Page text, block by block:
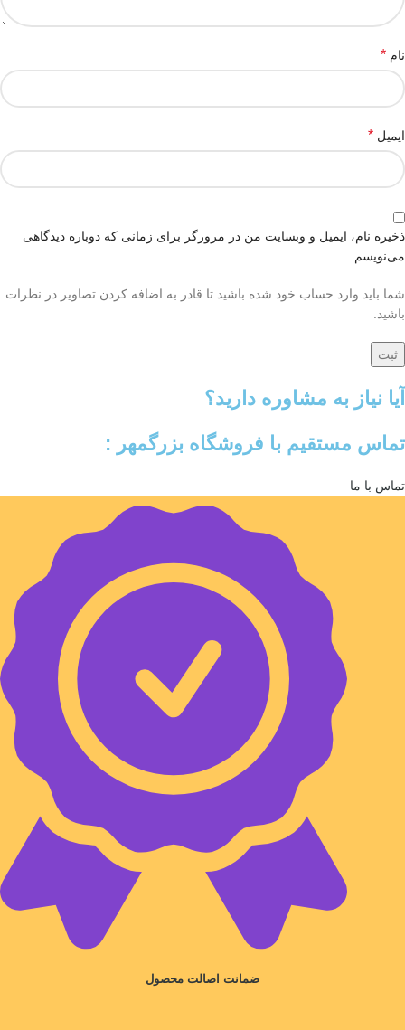
نام *
ایمیل *
ذخیره نام، ایمیل و وبسایت من در مرورگر برای زمانی که دوباره دیدگاهی
می‌نویسم.
شما باید وارد حساب خود شده باشید تا قادر به اضافه کردن تصاویر در نظرات
باشید.
آیا نیاز به مشاوره دارید؟
تماس مستقیم با فروشگاه بزرگمهر :
تماس با ما
ضمانت اصالت محصول